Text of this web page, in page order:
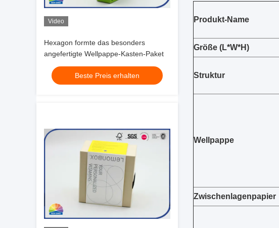
Video
Hexagon formte das besonders
angefertigte Wellpappe-Kasten-Paket
Beste Preis erhalten
Produkt-Name
Größe (L*W*H)
Struktur
Wellpappe
Zwischenlagenpapier